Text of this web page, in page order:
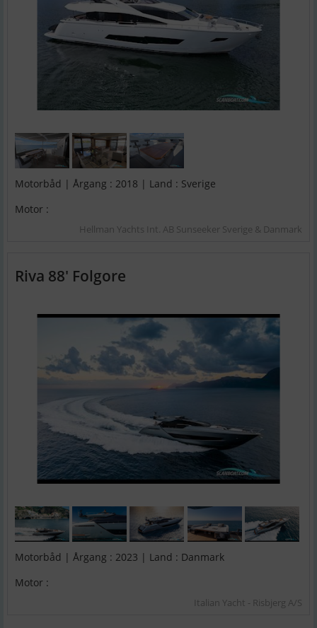
Motorbåd | Årgang : 2018 | Land : Sverige
Motor :
Hellman Yachts Int. AB Sunseeker Sverige & Danmark
Riva 88' Folgore
Motorbåd | Årgang : 2023 | Land : Danmark
Motor :
Italian Yacht - Risbjerg A/S